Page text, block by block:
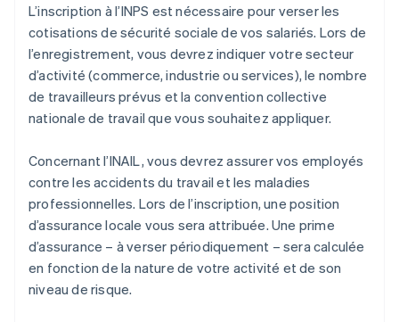
L’inscription à l’INPS est nécessaire pour verser les
cotisations de sécurité sociale de vos salariés. Lors de
l’enregistrement, vous devrez indiquer votre secteur
d’activité (commerce, industrie ou services), le nombre
de travailleurs prévus et la convention collective
nationale de travail que vous souhaitez appliquer.
Concernant l’INAIL, vous devrez assurer vos employés
contre les accidents du travail et les maladies
professionnelles. Lors de l’inscription, une position
d’assurance locale vous sera attribuée. Une prime
d’assurance – à verser périodiquement – sera calculée
en fonction de la nature de votre activité et de son
niveau de risque.